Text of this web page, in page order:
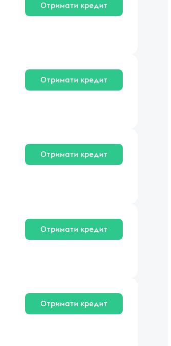
Отримати кредит
Отримати кредит
Отримати кредит
Отримати кредит
Отримати кредит